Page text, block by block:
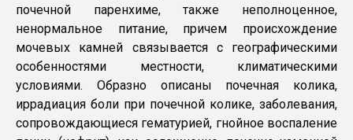
почечной паренхиме, также неполноценное,
ненормальное питание, причем происхождение
мочевых камней связывается с географическими
особенностями местности, климатическими
условиями. Образно описаны почечная колика,
иррадиация боли при почечной колике, заболевания,
сопровождающиеся гематурией, гнойное воспаление